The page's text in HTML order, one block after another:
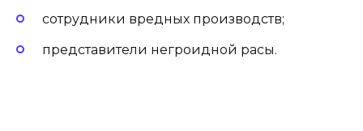
сотрудники вредных производств;
представители негроидной расы.